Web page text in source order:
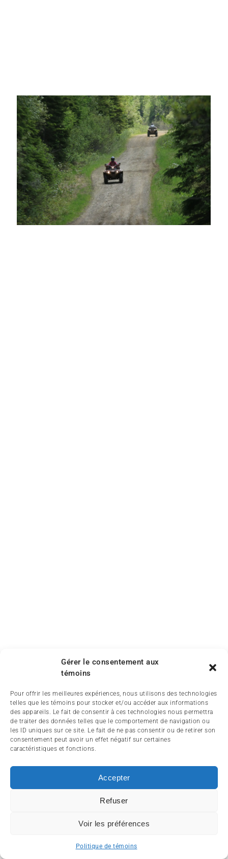
Gérer le consentement aux
témoins
Pour offrir les meilleures expériences, nous utilisons des technologies
telles que les témoins pour stocker et/ou accéder aux informations
des appareils. Le fait de consentir à ces technologies nous permettra
de traiter des données telles que le comportement de navigation ou
les ID uniques sur ce site. Le fait de ne pas consentir ou de retirer son
consentement peut avoir un effet négatif sur certaines
caractéristiques et fonctions.
Accepter
Refuser
Voir les préférences
Politique de témoins